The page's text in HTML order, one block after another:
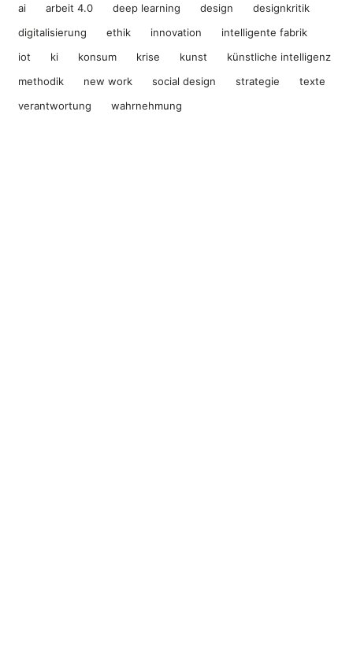
ai arbeit 4.0 deep learning design
designkritik
digitalisierung
ethik innovation
intelligente fabrik
iot
ki konsum krise kunst
künstliche intelligenz
methodik
new work social design strategie
texte
verantwortung
wahrnehmung